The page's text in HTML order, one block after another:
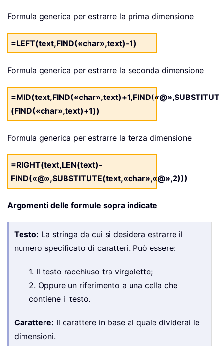
Formula generica per estrarre la prima dimensione
=LEFT(text,FIND(«char»,text)-1)
Formula generica per estrarre la seconda dimensione
(FIND(«char»,text)+1))
Formula generica per estrarre la terza dimensione
=RIGHT(text,LEN(text)-
FIND(«@»,SUBSTITUTE(text,«char»,«@»,2)))
Argomenti delle formule sopra indicate
Testo: La stringa da cui si desidera estrarre il
numero specificato di caratteri. Può essere:
1. Il testo racchiuso tra virgolette;
2. Oppure un riferimento a una cella che
contiene il testo.
Carattere: Il carattere in base al quale dividerai le
dimensioni.